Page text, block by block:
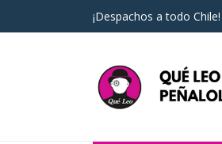
¡Despachos a todo Chile!